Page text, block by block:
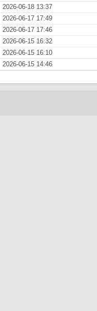
2026-06-18 13:37
2026-06-17 17:49
2026-06-17 17:46
2026-06-15 16:32
2026-06-15 16:10
2026-06-15 14:46